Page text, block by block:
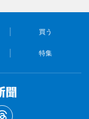
買う
特集